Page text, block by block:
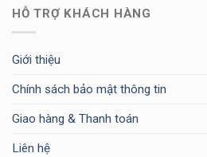
HỖ TRỢ KHÁCH HÀNG
Giới thiệu
Chính sách bảo mật thông tin
Giao hàng & Thanh toán
Liên hệ